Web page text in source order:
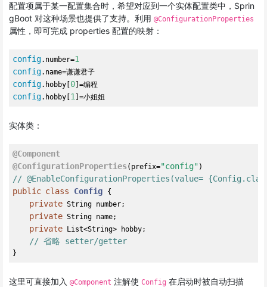
配置项属于某一配置集合时，希望对应到一个实体配置类中，Sprin
gBoot 对这种场景也提供了支持。利用 @ConfigurationProperties
属性，即可完成 properties 配置的映射：
config.number=1
config
config.hobby[ 0
config.hobby[ 1
实体类：
@Component
@ConfigurationProperties (prefix="config"
// @EnableConfigurationProperties(value=
public class Config {
private String number;
private String name;
private List<String> hobby;
// 省略 setter/getter
这里可直接加入 @Component 注解使 Config 在启动时被自动扫描